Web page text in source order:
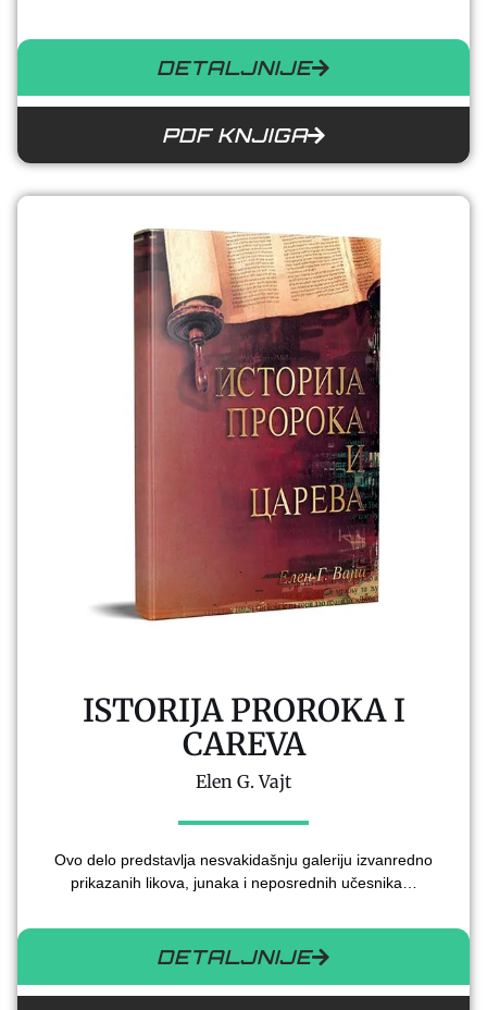
DETALJNIJE
PDF KNJIGA
ISTORIJA PROROKA I
CAREVA
Elen G. Vajt
Ovo delo predstavlja nesvakidašnju galeriju izvanredno
prikazanih likova, junaka i neposrednih učesnika…
DETALJNIJE